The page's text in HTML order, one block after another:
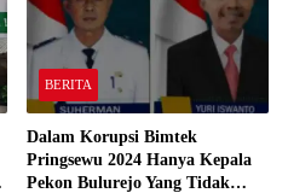
BERITA
Dalam Korupsi Bimtek
Pringsewu 2024 Hanya Kepala
Pekon Bulurejo Yang Tidak